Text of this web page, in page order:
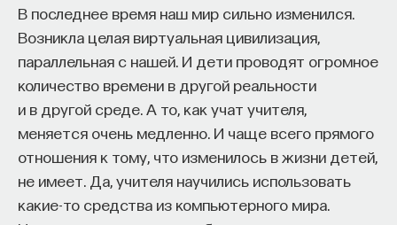
В последнее время наш мир сильно изменился.
Возникла целая виртуальная цивилизация,
параллельная с нашей. И дети проводят огромное
количество времени в другой реальности
и в другой среде. А то, как учат учителя,
меняется очень медленно. И чаще всего прямого
отношения к тому, что изменилось в жизни детей,
не имеет. Да, учителя научились использовать
какие-то средства из компьютерного мира.